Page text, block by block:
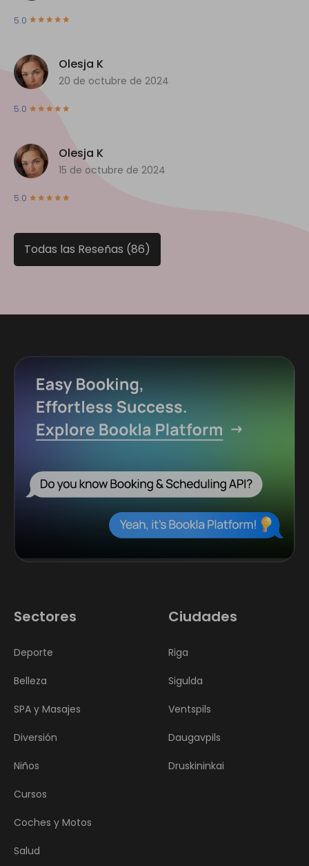
5.0
Olesja K
20 de octubre de 2024
5.0
Olesja K
15 de octubre de 2024
5.0
Todas las Reseñas (86)
Sectores
Deporte
Belleza
SPA y Masajes
Diversión
Niños
Cursos
Coches y Motos
Salud
Ciudades
Riga
Sigulda
Ventspils
Daugavpils
Druskininkai